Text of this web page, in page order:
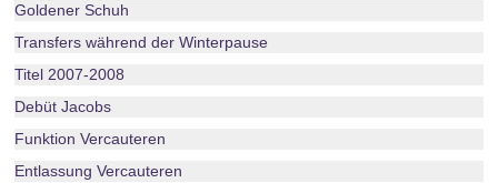
Goldener Schuh
Transfers während der Winterpause
Titel 2007-2008
Debüt Jacobs
Funktion Vercauteren
Entlassung Vercauteren